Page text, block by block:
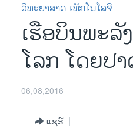
ວິທະຍາສາດ-ເທັກໂນໂລຈີ
ເຮືອບິນ​ພະລັ
ໂລກ ໂດຍປ
06,08,2016
ແຊຣ໌